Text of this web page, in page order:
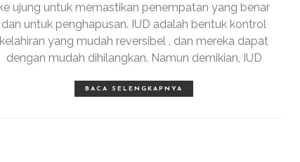
ujung untuk memastikan penempatan yang benar
dan untuk penghapusan. IUD adalah bentuk kontrol
kelahiran yang mudah reversibel , dan mereka dapat
dengan mudah dihilangkan. Namun demikian, IUD
BACA SELENGKAPNYA